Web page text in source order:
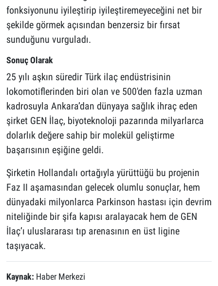
fonksiyonunu iyileştirip iyileştiremeyeceğini net bir
şekilde görmek açısından benzersiz bir fırsat
sunduğunu vurguladı.
Sonuç Olarak
25 yılı aşkın süredir Türk ilaç endüstrisinin
lokomotiflerinden biri olan ve 500'den fazla uzman
kadrosuyla Ankara’dan dünyaya sağlık ihraç eden
şirket GEN İlaç, biyoteknoloji pazarında milyarlarca
dolarlık değere sahip bir molekül geliştirme
başarısının eşiğine geldi.
Şirketin Hollandalı ortağıyla yürüttüğü bu projenin
Faz II aşamasından gelecek olumlu sonuçlar, hem
dünyadaki milyonlarca Parkinson hastası için devrim
niteliğinde bir şifa kapısı aralayacak hem de GEN
İlaç’ı uluslararası tıp arenasının en üst ligine
taşıyacak.
Kaynak: Haber Merkezi